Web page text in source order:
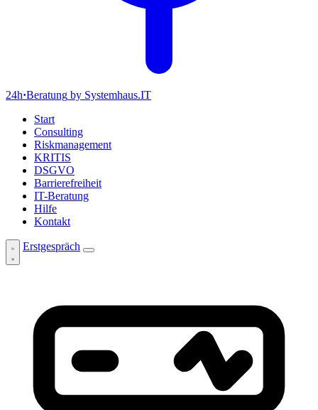
24h·Beratung by Systemhaus.IT
Start
Consulting
Riskmanagement
KRITIS
DSGVO
Barrierefreiheit
IT-Beratung
Hilfe
Kontakt
Erstgespräch